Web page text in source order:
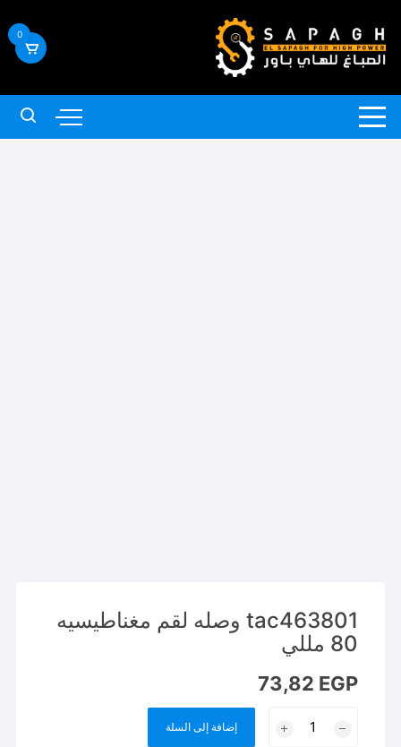
إلى
المحتوى
0
tac463801 وصله لقم مغناطيسيه
80 مللي
73,82 EGP
tac463801
إضافة إلى السلة